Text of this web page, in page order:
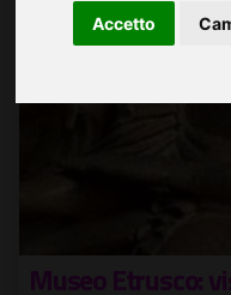
Accetto
Museo Etrusco: